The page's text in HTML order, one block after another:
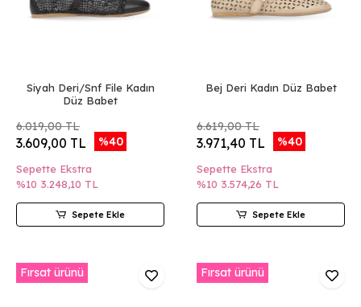
Siyah Deri/Snf File Kadın
Düz Babet
6.019,00 TL
3.609,00 TL %40
Sepette Ekstra
%10 3.248,10 TL
Sepete Ekle
Bej Deri Kadın Düz Babet
6.619,00 TL
3.971,40 TL %40
Sepette Ekstra
%10 3.574,26 TL
Sepete Ekle
Fırsat ürünü Fırsat ürünü